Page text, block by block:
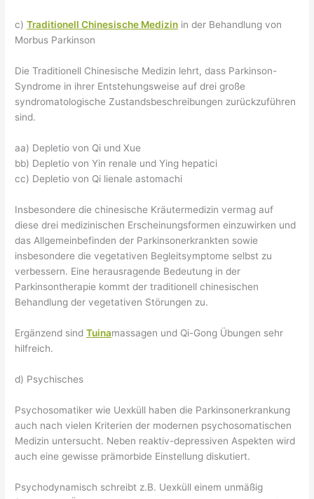
c)Traditionell Chinesische Medizin in der Behandlung von
Morbus Parkinson
Die Traditionell Chinesische Medizin lehrt, dass Parkinson-
Syndrome in ihrer Entstehungsweise auf drei große
syndromatologische Zustandsbeschreibungen zurückzuführen
sind.
aa) Depletio von Qi und Xue
bb) Depletio von Yin renale und Ying hepatici
cc) Depletio von Qi lienale astomachi
Insbesondere die chinesische Kräutermedizin vermag auf
diese drei medizinischen Erscheinungsformen einzuwirken und
das Allgemeinbefinden der Parkinsonerkrankten sowie
insbesondere die vegetativen Begleitsymptome selbst zu
verbessern. Eine herausragende Bedeutung in der
Parkinsontherapie kommt der traditionell chinesischen
Behandlung der vegetativen Störungen zu.
Ergänzend sindTuinamassagen und Qi-Gong Übungen sehr
hilfreich.
d) Psychisches
Psychosomatiker wie Uexküll haben die Parkinsonerkrankung
auch nach vielen Kriterien der modernen psychosomatischen
Medizin untersucht. Neben reaktiv-depressiven Aspekten wird
auch eine gewisse prämorbide Einstellung diskutiert.
Psychodynamisch schreibt z.B. Uexküll einem unmäßig